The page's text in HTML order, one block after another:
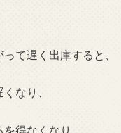
て遅く出庫すると、
なり、
得なくなり、